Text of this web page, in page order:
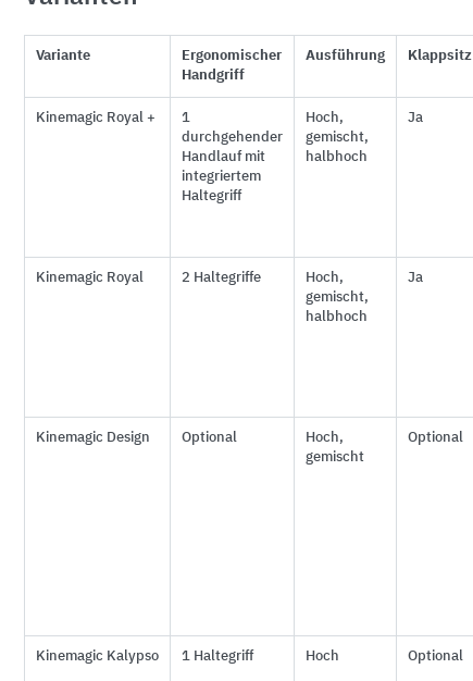
Variante
Ergonomischer
Handgriff
Ausführung Klappsitz
Kinemagic Royal +
1
durchgehender
Handlauf mit
integriertem
Haltegriff
Hoch,
gemischt,
halbhoch
Ja
Kinemagic Royal 2 Haltegriffe
Hoch,
gemischt,
halbhoch
Ja
Kinemagic Design Optional
Hoch,
gemischt
Optional
Kinemagic Kalypso 1 Haltegriff Hoch Optional